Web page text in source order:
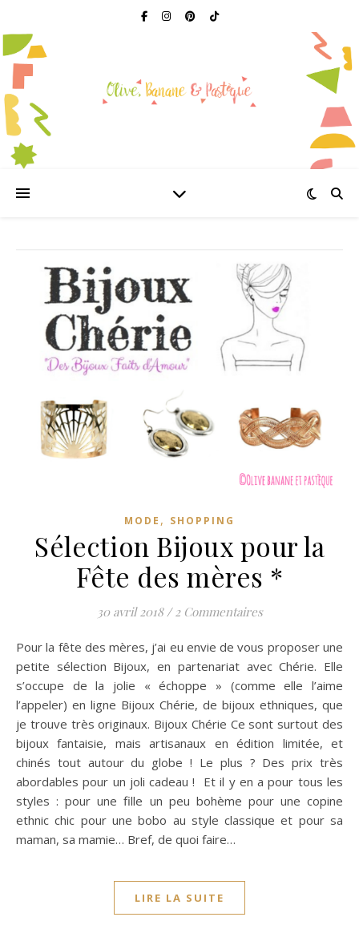
MODE , SHOPPING
Sélection Bijoux pour la
Fête des mères *
30 avril 2018 / 2 Commentaires
Pour la fête des mères, j’ai eu envie de vous proposer une
petite sélection Bijoux, en partenariat avec Chérie. Elle
s’occupe de la jolie « échoppe » (comme elle l’aime
l’appeler) en ligne Bijoux Chérie, de bijoux ethniques, que
je trouve très originaux. Bijoux Chérie Ce sont surtout des
bijoux fantaisie, mais artisanaux en édition limitée, et
chinés tout autour du globe ! Le plus ? Des prix très
abordables pour un joli cadeau ! Et il y en a pour tous les
styles : pour une fille un peu bohème pour une copine
ethnic chic pour une bobo au style classique et pour sa
maman, sa mamie… Bref, de quoi faire…
LIRE LA SUITE